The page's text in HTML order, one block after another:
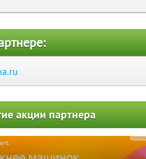
акции партнера